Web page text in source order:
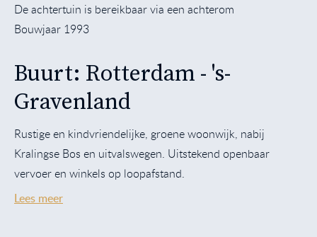
De achtertuin is bereikbaar via een achterom
Bouwjaar 1993
Buurt: Rotterdam - 's-
Gravenland
Rustige en kindvriendelijke, groene woonwijk, nabij
Kralingse Bos en uitvalswegen. Uitstekend openbaar
vervoer en winkels op loopafstand.
Lees meer